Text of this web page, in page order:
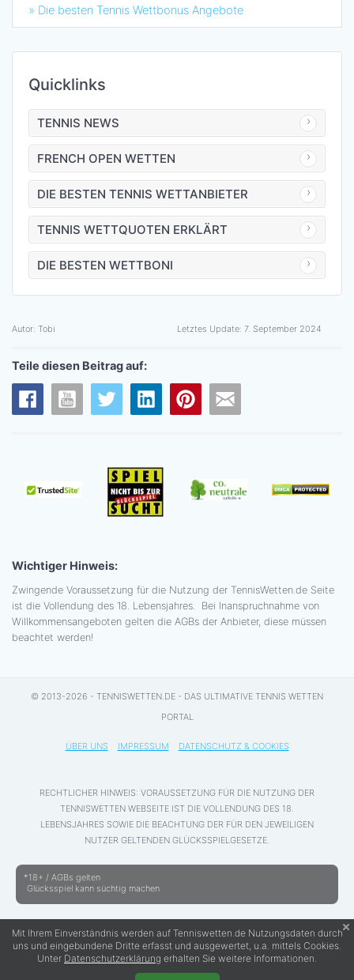
» Die besten Tennis Wettbonus Angebote
Quicklinks
TENNIS NEWS
FRENCH OPEN WETTEN
DIE BESTEN TENNIS WETTANBIETER
TENNIS WETTQUOTEN ERKLÄRT
DIE BESTEN WETTBONI
Autor: Tobi Letztes Update: 7. September 2024
Teile diesen Beitrag auf:
Wichtiger Hinweis:
Zwingende Voraussetzung für die Nutzung der TennisWetten.de Seite
ist die Vollendung des 18. Lebensjahres. Bei Inanspruchnahme von
Willkommensangeboten gelten die AGBs der Anbieter, diese müssen
beachtet werden!
*18+ / AGBs gelten
Glücksspiel kann süchtig machen
© 2013-2026 - TENNISWETTEN.DE - DAS ULTIMATIVE TENNIS WETTEN
PORTAL
ÜBER UNS IMPRESSUM DATENSCHUTZ & COOKIES
RECHTLICHER HINWEIS: VORAUSSETZUNG FÜR DIE NUTZUNG DER
TENNISWETTEN WEBSEITE IST DIE VOLLENDUNG DES 18.
LEBENSJAHRES SOWIE DIE BEACHTUNG DER FÜR DEN JEWEILIGEN
NUTZER GELTENDEN GLÜCKSSPIELGESETZE.
Mit Ihrem Einverständnis werden auf Tenniswetten.de Nutzungsdaten durch
uns und eingebundene Dritte erfasst und ausgewertet, u.a. mittels Cookies.
Unter Datenschutzerklärung erhalten Sie weitere Informationen.